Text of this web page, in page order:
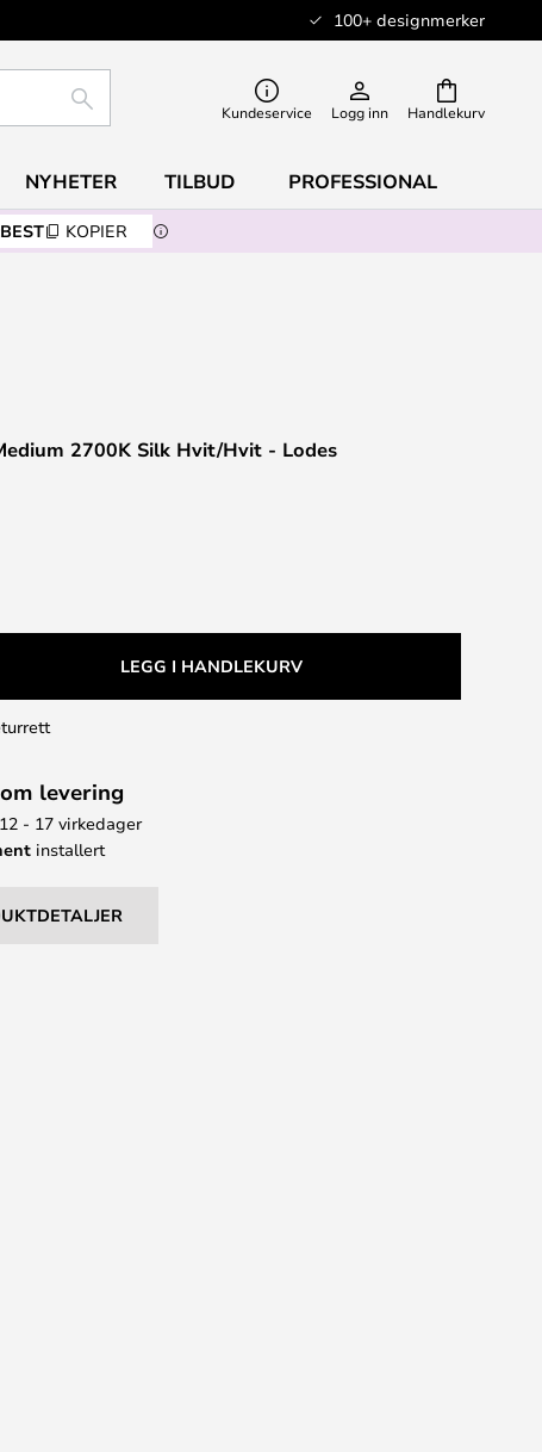
100+ designmerker
Handlekurv
SØK Kundeservice Logg inn
NYHETER TILBUD PROFESSIONAL
BEST KOPIER
2700K Silk Hvit/Hvit - Lodes
LEGG I HANDLEKURV
levering
- 17 virkedager
installert